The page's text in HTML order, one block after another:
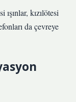
kızılötesi
da çevreye